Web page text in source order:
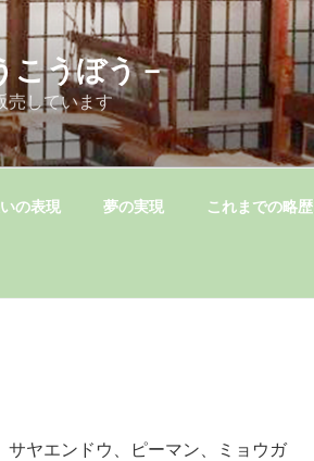
うぼう－
売しています
の表現 夢の実現 これまでの略歴
ヤエンドウ、ピーマン、ミョウガ